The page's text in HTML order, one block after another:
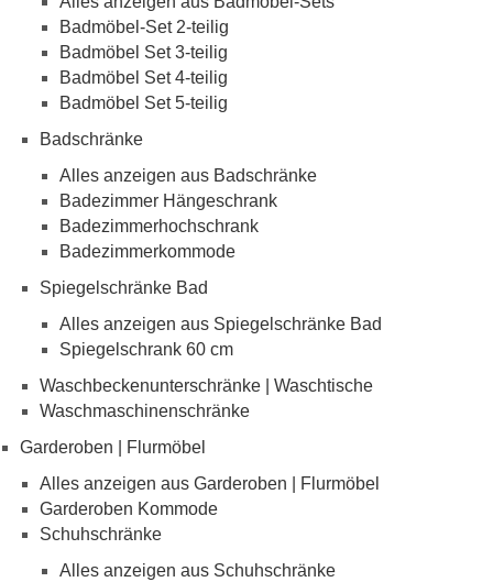
Badmöbel-Set 2-teilig
Badmöbel Set 3-teilig
Badmöbel Set 4-teilig
Badmöbel Set 5-teilig
Badschränke
Alles anzeigen aus Badschränke
Badezimmer Hängeschrank
Badezimmerhochschrank
Badezimmerkommode
Spiegelschränke Bad
Alles anzeigen aus Spiegelschränke Bad
Spiegelschrank 60 cm
Waschbeckenunterschränke | Waschtische
Waschmaschinenschränke
Garderoben | Flurmöbel
Alles anzeigen aus Garderoben | Flurmöbel
Garderoben Kommode
Schuhschränke
Alles anzeigen aus Schuhschränke